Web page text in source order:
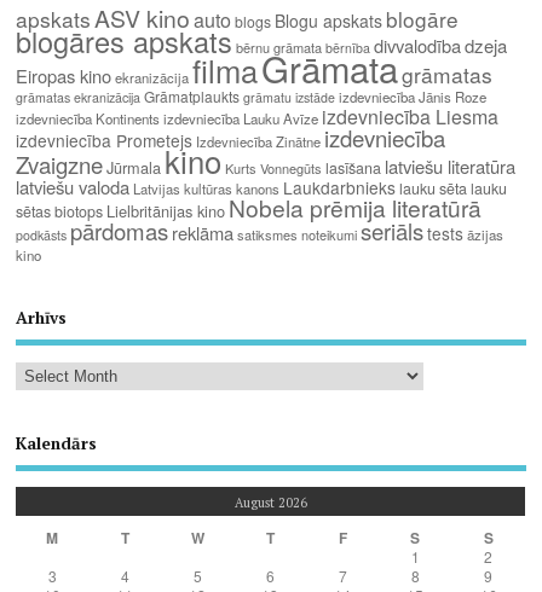
apskats ASV kinoauto blogs Blogu apskats blogāre
blogāres apskats bērnu grāmata bērnība divvalodībadzeja
Eiropas kino ekranizācija filmaGrāmatagrāmatas
grāmatas ekranizācija Grāmatplaukts grāmatu izstāde izdevniecība Jānis Roze
izdevniecība Kontinents izdevniecība Lauku Avīze izdevniecība Liesma
izdevniecība Prometejs Izdevniecība Zinātne izdevniecība
ZvaigzneJūrmala kino Kurts Vonnegūts lasīšana latviešu literatūra
latviešu valoda Latvijas kultūras kanons Laukdarbniekslauku sētalauku
sētas biotops Lielbritānijas kino Nobela prēmija literatūrā
podkāsts pārdomasreklāma satiksmes noteikumi seriālstests āzijas
kino
Arhīvs
Kalendārs
August 2026
M T W T F S S
1
2
3
4 5 6 7 8
9